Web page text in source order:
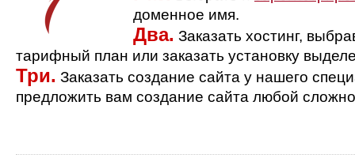
доменное имя.
Два. Заказать хостинг,
тарифный план или заказать установку
Три. Заказать создание сайта у нашего
предложить вам создание сайта любой